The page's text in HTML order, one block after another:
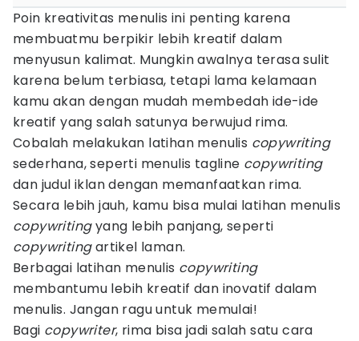
Poin kreativitas menulis ini penting karena
membuatmu berpikir lebih kreatif dalam
menyusun kalimat. Mungkin awalnya terasa sulit
karena belum terbiasa, tetapi lama kelamaan
kamu akan dengan mudah membedah ide-ide
kreatif yang salah satunya berwujud rima.
Cobalah melakukan latihan menulis copywriting
sederhana, seperti menulis tagline copywriting
dan judul iklan dengan memanfaatkan rima.
Secara lebih jauh, kamu bisa mulai latihan menulis
copywritingyang lebih panjang, seperti
copywritingartikel laman.
Berbagai latihan menulis copywriting
membantumu lebih kreatif dan inovatif dalam
menulis. Jangan ragu untuk memulai!
Bagi copywriter, rima bisa jadi salah satu cara